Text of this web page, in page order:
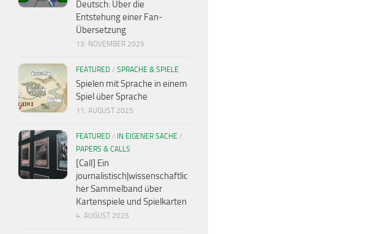
Deutsch: Über die
Entstehung einer Fan-
Übersetzung
13. NOVEMBER 2025
FEATURED / SPRACHE & SPIELE
Spielen mit Sprache in einem
Spiel über Sprache
11. AUGUST 2025
FEATURED / IN EIGENER SACHE /
PAPERS & CALLS
[Call] Ein
journalistisch|wissenschaftlic
her Sammelband über
Kartenspiele und Spielkarten
4. AUGUST 2025